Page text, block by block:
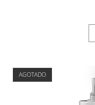
AGOTADO